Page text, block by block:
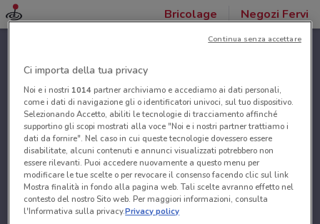
Bricolage Negozi Fervi
Ci importa della tua privacy
Noi e i nostri 1014partner archiviamo e accediamo ai dati personali,
come i dati di navigazione gli o identificatori univoci, sul tuo dispositivo.
Selezionando Accetto, abiliti le tecnologie di tracciamento affinché
supportino gli scopi mostrati alla voce "Noi e i nostri partner trattiamo i
dati da fornire". Nel caso in cui queste tecnologie dovessero essere
disabilitate, alcuni contenuti e annunci visualizzati potrebbero non
essere rilevanti. Puoi accedere nuovamente a questo menu per
modificare le tue scelte o per revocare il consenso facendo clic sul link
Mostra finalità in fondo alla pagina web. Tali scelte avranno effetto nel
contesto del nostro Sito web. Per maggiori informazioni, consulta
l'Informativa sulla privacy.Privacy policy
Continua senza accettare